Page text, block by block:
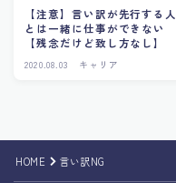
【注意】言い訳が先行する人
とは一緒に仕事ができない
【残念だけど致し方なし】
2020.08.03 キャリア
HOME 言い訳NG